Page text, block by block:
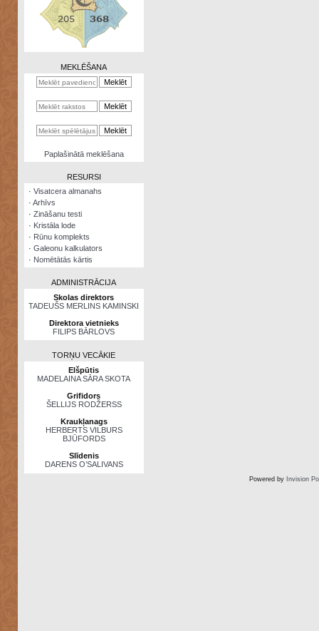
Zināšanu
kalkulators
Nomētātās
MEKLĒŠANA
Paplašinātā meklēšana
RESURSI
· Visatcera almanahs
· Arhīvs
· Zināšanu testi
· Kristāla lode
· Rūnu komplekts
· Galeonu kalkulators
· Nomētātās kārtis
ADMINISTRĀCIJA
Skolas direktors
TADEUŠS MERLINS KAMINSKI
Direktora vietnieks
FILIPS BĀRLOVS
TORŅU VECĀKIE
Elšpūtis
MADELAINA SĀRA SKOTA
Grifidors
ŠELLIJS RODŽERSS
Kraukļanags
HERBERTS VILBURS
BJŪFORDS
Slīdenis
DARENS O’SALIVANS
Powered by Invision